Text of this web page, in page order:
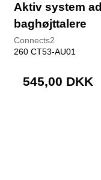
Aktiv system
baghøjttalere
Connects2
260 CT53-AU01
545,00 DKK